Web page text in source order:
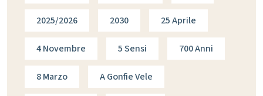
2025/2026 2030 25 Aprile
4 Novembre 5 Sensi 700 Anni
8 Marzo A Gonfie Vele